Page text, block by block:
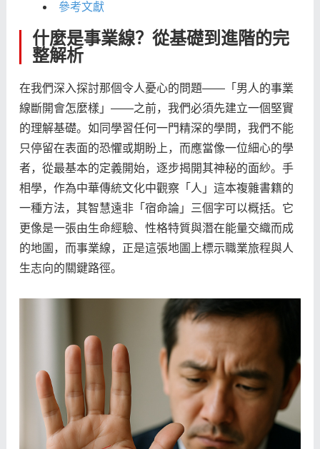
參考文獻
什麼是事業線？從基礎到進階的完
整解析
在我們深入探討那個令人憂心的問題——「男人的事業
線斷開會怎麼樣」——之前，我們必須先建立一個堅實
的理解基礎。如同學習任何一門精深的學問，我們不能
只停留在表面的恐懼或期盼上，而應當像一位細心的學
者，從最基本的定義開始，逐步揭開其神秘的面紗。手
相學，作為中華傳統文化中觀察「人」這本複雜書籍的
一種方法，其智慧遠非「宿命論」三個字可以概括。它
更像是一張由生命經驗、性格特質與潛在能量交織而成
的地圖，而事業線，正是這張地圖上標示職業旅程與人
生志向的關鍵路徑。